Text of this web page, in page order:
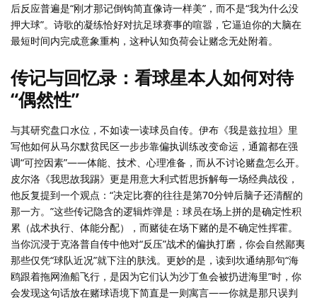
后反应普遍是“刚才那记倒钩简直像诗一样美”，而不是“我为什么没
押大球”。诗歌的凝练恰好对抗足球赛事的喧嚣，它逼迫你的大脑在
最短时间内完成意象重构，这种认知负荷会让赌念无处附着。
传记与回忆录：看球星本人如何对待
“偶然性”
与其研究盘口水位，不如读一读球员自传。伊布《我是兹拉坦》里
写他如何从马尔默贫民区一步步靠偏执训练改变命运，通篇都在强
调“可控因素”——体能、技术、心理准备，而从不讨论赌盘怎么开。
皮尔洛《我思故我踢》更是用意大利式哲思拆解每一场经典战役，
他反复提到一个观点：“决定比赛的往往是第70分钟后脑子还清醒的
那一方。”这些传记隐含的逻辑炸弹是：球员在场上拼的是确定性积
累（战术执行、体能分配），而赌徒在场下赌的是不确定性挥霍。
当你沉浸于克洛普自传中他对“反压”战术的偏执打磨，你会自然鄙夷
那些仅凭“球队近况”就下注的肤浅。更妙的是，读到坎通纳那句“海
鸥跟着拖网渔船飞行，是因为它们认为沙丁鱼会被扔进海里”时，你
会发现这句话放在赌球语境下简直是一则寓言——你就是那只误判